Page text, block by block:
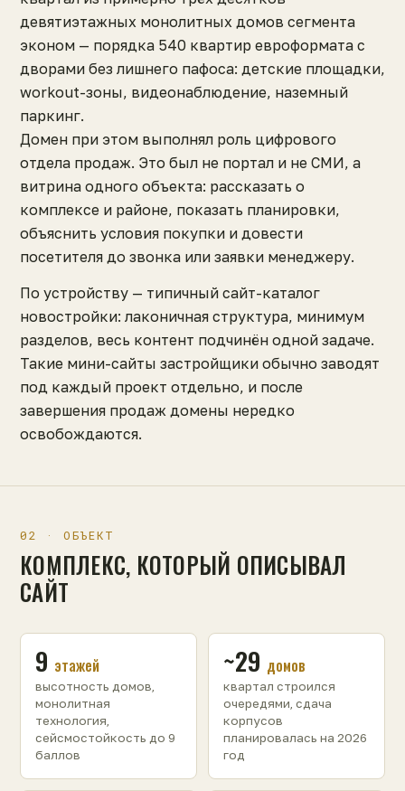
девятиэтажных монолитных домов сегмента
эконом — порядка 540 квартир евроформата с
дворами без лишнего пафоса: детские площадки,
workout-зоны, видеонаблюдение, наземный
паркинг.
Домен при этом выполнял роль цифрового
отдела продаж. Это был не портал и не СМИ, а
витрина одного объекта: рассказать о
комплексе и районе, показать планировки,
объяснить условия покупки и довести
посетителя до звонка или заявки менеджеру.
По устройству — типичный сайт-каталог
новостройки: лаконичная структура, минимум
разделов, весь контент подчинён одной задаче.
Такие мини-сайты застройщики обычно заводят
под каждый проект отдельно, и после
завершения продаж домены нередко
освобождаются.
02 · ОБЪЕКТ
КОМПЛЕКС, КОТОРЫЙ ОПИСЫВАЛ
САЙТ
9 этажей
высотность домов,
монолитная
технология,
сейсмостойкость до 9
баллов
~29 домов
квартал строился
очередями, сдача
корпусов
планировалась на 2026
год